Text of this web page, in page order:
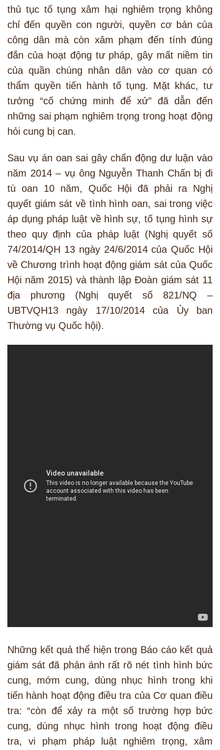
thủ tục tố tụng xâm hại nghiêm trọng không
chỉ đến quyền con người, quyền cơ bản của
công dân mà còn xâm phạm đến tính đúng
đắn của hoạt động tư pháp, gây mất niềm tin
của quần chúng nhân dân vào cơ quan có
thẩm quyền tiến hành tố tụng. Mặt khác, tư
tưởng “cố chứng minh để xử” đã dẫn đến
những sai phạm nghiêm trọng trong hoạt động
hỏi cung bị can.
Sau vụ án oan sai gây chấn động dư luận vào
năm 2014 – vụ ông Nguyễn Thanh Chấn bị đi
tù oan 10 năm, Quốc Hội đã phải ra Nghị
quyết giám sát về tình hình oan, sai trong việc
áp dụng pháp luật về hình sự, tố tụng hình sự
theo quy định của pháp luật (Nghị quyết số
74/2014/QH 13 ngày 24/6/2014 của Quốc Hội
về Chương trình hoạt động giám sát của Quốc
Hội năm 2015) và thành lập Đoàn giám sát 11
địa phương (Nghị quyết số 821/NQ –
UBTVQH13 ngày 17/10/2014 của Ủy ban
Thường vụ Quốc hội).
Những kết quả thể hiện trong Báo cáo kết quả
giám sát đã phản ánh rất rõ nét tình hình bức
cung, mớm cung, dùng nhục hình trong khi
tiến hành hoạt động điều tra của Cơ quan điều
tra: “còn để xảy ra một số trường hợp bức
cung, dùng nhục hình trong hoạt động điều
tra, vi phạm pháp luật nghiêm trọng, xâm